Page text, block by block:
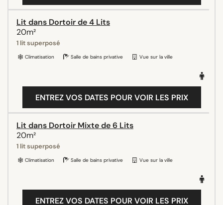
Lit dans Dortoir de 4 Lits
20m²
1 lit superposé
Climatisation Salle de bains privative Vue sur la ville
ENTREZ VOS DATES POUR VOIR LES PRIX
Lit dans Dortoir Mixte de 6 Lits
20m²
1 lit superposé
Climatisation Salle de bains privative Vue sur la ville
ENTREZ VOS DATES POUR VOIR LES PRIX